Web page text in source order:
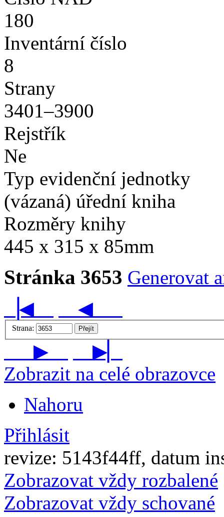
180
Inventární číslo
8
Strany
3401–3900
Rejstřík
Ne
Typ evidenční jednotky
(vázaná) úřední kniha
Rozměry knihy
445 x 315 x 85mm
Stránka 3653 Generovat
▕◀
◀
Strana: Přejít
▶
▶▏
Zobrazit na celé obrazovce
Nahoru
Přihlásit
revize: 5143f44ff, datum
Zobrazovat vždy rozbalené
Zobrazovat vždy schované